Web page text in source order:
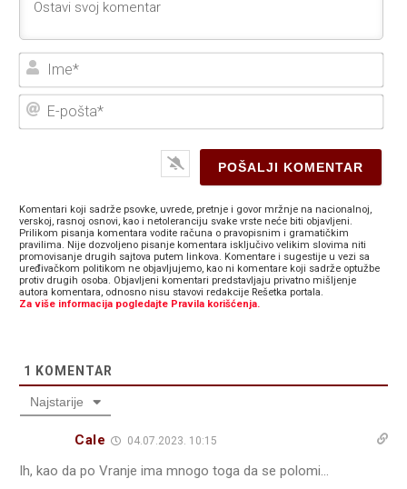
E-
Komentari koji sadrže psovke, uvrede, pretnje i govor mržnje na nacionalnoj,
verskoj, rasnoj osnovi, kao i netoleranciju svake vrste neće biti objavljeni.
Prilikom pisanja komentara vodite računa o pravopisnim i gramatičkim
pravilima. Nije dozvoljeno pisanje komentara isključivo velikim slovima niti
promovisanje drugih sajtova putem linkova. Komentare i sugestije u vezi sa
uređivačkom politikom ne objavljujemo, kao ni komentare koji sadrže optužbe
protiv drugih osoba. Objavljeni komentari predstavljaju privatno mišljenje
autora komentara, odnosno nisu stavovi redakcije Rešetka portala.
Za više informacija pogledajte Pravila korišćenja.
1 KOMENTAR
Najstarije
Cale 04.07.2023. 10:15
Ih, kao da po Vranje ima mnogo toga da se polomi…